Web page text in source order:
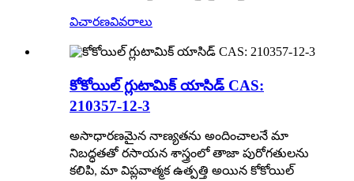
విచారణవివరాలు
కోకోయిల్ గ్లుటామిక్ యాసిడ్ CAS:
210357-12-3
అసాధారణమైన నాణ్యతను అందించాలనే మా
నిబద్ధతతో రసాయన శాస్త్రంలో తాజా పురోగతులను
కలిపి, మా విప్లవాత్మక ఉత్పత్తి అయిన కోకోయిల్